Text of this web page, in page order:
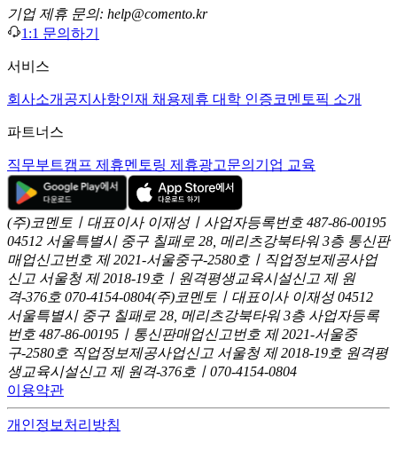
기업 제휴 문의: help@comento.kr
1:1 문의하기
서비스
회사소개 공지사항인재 채용제휴 대학 인증코멘토픽 소개
파트너스
직무부트캠프 제휴멘토링 제휴광고문의 기업 교육
(주)코멘토ㅣ대표이사 이재성ㅣ사업자등록번호 487-86-00195
04512 서울특별시 중구 칠패로 28, 메리츠강북타워 3층 통신판
매업신고번호 제 2021-서울중구-2580호ㅣ직업정보제공사업
신고 서울청 제 2018-19호ㅣ원격평생교육시설신고 제 원
격-376호 070-4154-0804(주)코멘토ㅣ대표이사 이재성 04512
서울특별시 중구 칠패로 28, 메리츠강북타워 3층 사업자등록
번호 487-86-00195ㅣ통신판매업신고번호 제 2021-서울중
구-2580호 직업정보제공사업신고 서울청 제 2018-19호 원격평
생교육시설신고 제 원격-376호ㅣ070-4154-0804
이용약관
개인정보처리방침